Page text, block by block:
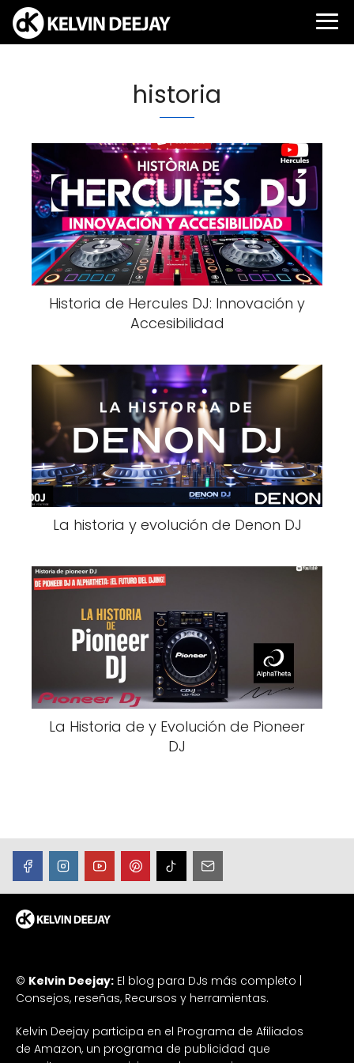
historia
Historia de Hercules DJ: Innovación y
Accesibilidad
La historia y evolución de Denon DJ
La Historia de y Evolución de Pioneer
DJ
© Kelvin Deejay: El blog para DJs más completo |
Consejos, reseñas, Recursos y herramientas.
Kelvin Deejay participa en el Programa de Afiliados
de Amazon, un programa de publicidad que